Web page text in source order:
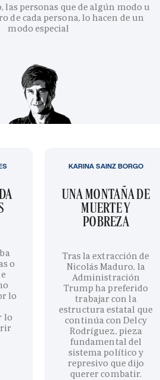
las personas que de algún modo u
de cada persona, lo hacen de un
modo especial
o
lo
lo
UNA MONTAÑA DE
MUERTE Y
POBREZA
Tras la extracción de
Nicolás Maduro, la
Administración
Trump ha preferido
trabajar con la
estructura estatal que
continúa con Delcy
Rodríguez, pieza
fundamental del
sistema político y
represivo que dijo
querer combatir.
KARINA SAINZ BORGO